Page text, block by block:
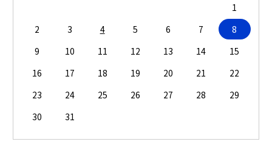
1
2
3 4 5 6 7
8
9
10 11 12 13 14
15
16
17 18 19 20 21
22
23
24 25 26 27 28
29
30
31